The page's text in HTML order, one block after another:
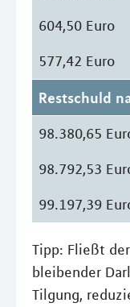
604,50 Euro
577,42 Euro
Restschuld
98.380,65
98.792,53
99.197,39
Tipp: Fließt
bleibender
Tilgung,